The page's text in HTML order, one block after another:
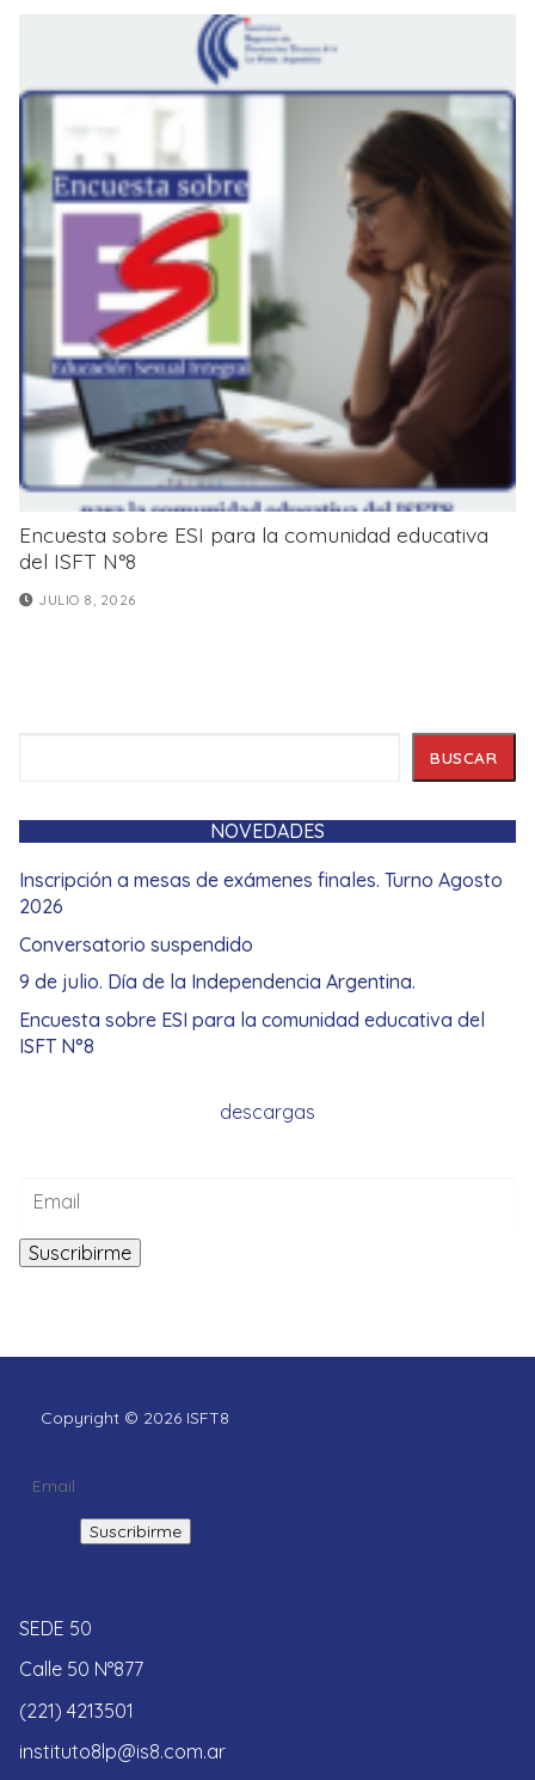
Encuesta sobre ESI para la comunidad educativa
del ISFT N°8
JULIO 8, 2026
BUSCAR
NOVEDADES
Inscripción a mesas de exámenes finales. Turno Agosto
2026
Conversatorio suspendido
9 de julio. Día de la Independencia Argentina.
Encuesta sobre ESI para la comunidad educativa del
ISFT N°8
descargas
Copyright © 2026 ISFT8
SEDE 50
Calle 50 N°877
(221) 4213501
instituto8lp@is8.com.ar